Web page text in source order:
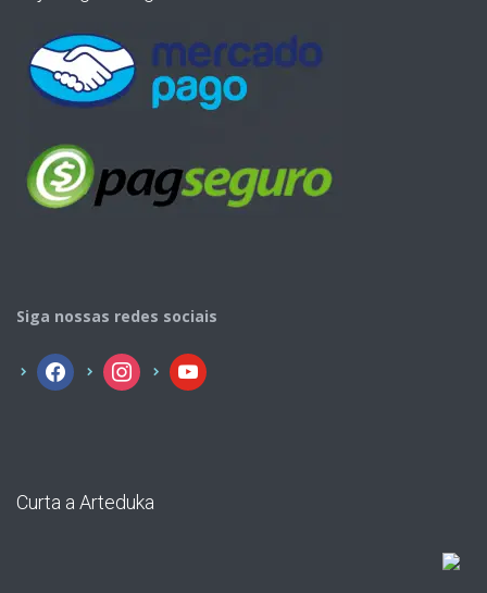
Siga nossas redes sociais
facebook instagramyoutube
Curta a Arteduka